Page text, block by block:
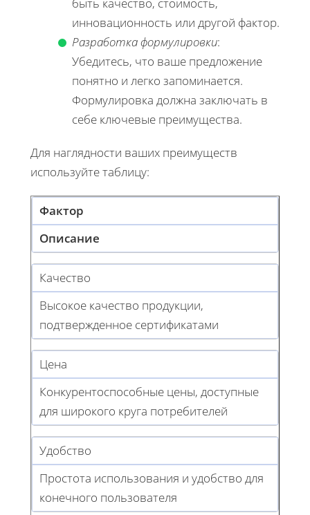
инновационность или другой фактор.
Разработка формулировки:
Убедитесь, что ваше предложение
понятно и легко запоминается.
Формулировка должна заключать в
себе ключевые преимущества.
Для наглядности ваших преимуществ
используйте таблицу:
Фактор
Описание
Качество
Высокое качество продукции,
подтвержденное сертификатами
Цена
Конкурентоспособные цены, доступные
для широкого круга потребителей
Удобство
Простота использования и удобство для
конечного пользователя